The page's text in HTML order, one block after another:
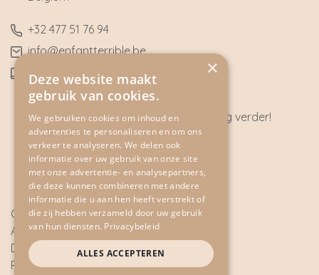
​+32 477 51 76 94
​info@enfantterrible.be
BE0636790746
Heeft u vragen? Wij helpen u graag verder!
CONTACT
Cookie Policy
Algemene voorwaarden
Disclaimer
Privacy Policy
×
Deze website maakt
gebruik van cookies.
We gebruiken cookies om inhoud en
advertenties te personaliseren en om ons
verkeer te analyseren. We delen ook
informatie over uw gebruik van onze site
met onze advertentie- en analysepartners,
die deze kunnen combineren met andere
informatie die u aan hen heeft verstrekt of
die zij hebben verzameld door uw gebruik
van hun diensten. Privacybeleid
ALLES ACCEPTEREN